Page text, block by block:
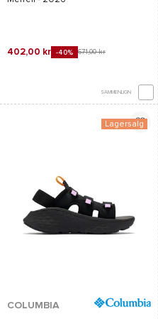
402,00 kr -40% 671,00 kr
SAMMENLIGN
Lagersalg
COLUMBIA